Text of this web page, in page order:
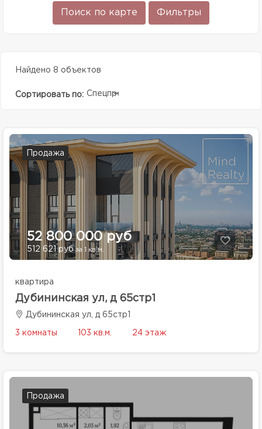
Поиск по карте Фильтры
Найдено 8 объектов
Сортировать по: Спецпредолжение
Продажа
52 800 000 руб
512 621 рубза 1 кв.м.
квартира
Дубининская ул, д 65стр1
Дубининская ул, д 65стр1
3 комнаты 103 кв.м. 24 этаж
Продажа